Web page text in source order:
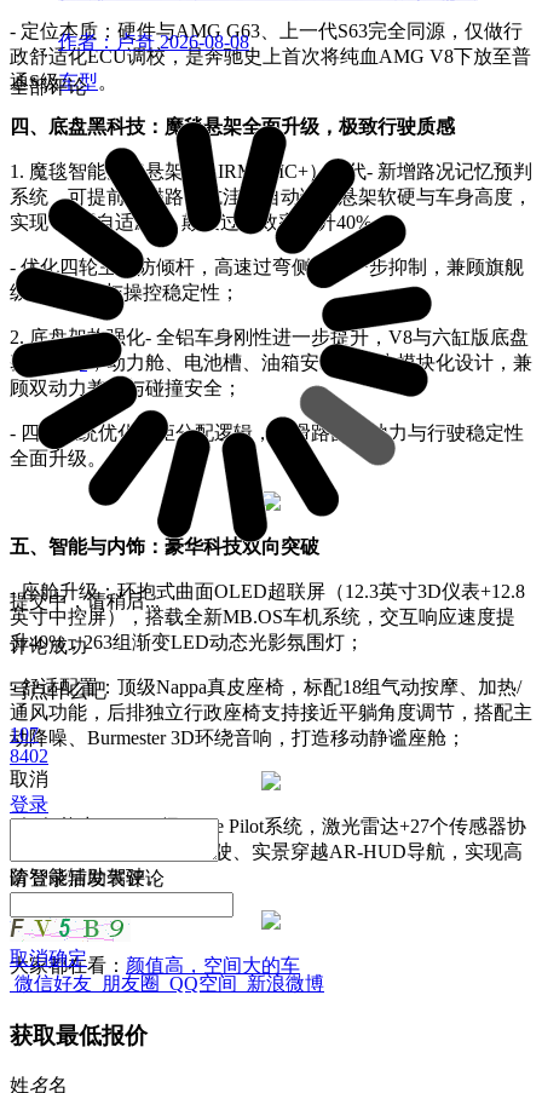
- 定位本质：硬件与AMG G63、上一代S63完全同源，仅做行
政舒适化ECU调校，是奔驰史上首次将纯血AMG V8下放至普
通S级车型。
四、底盘黑科技：魔毯悬架全面升级，极致行驶质感
1. 魔毯智能空气悬架（AIRMATIC+）迭代- 新增路况记忆预判
系统，可提前扫描路面坑洼，自动调整悬架软硬与车身高度，
实现“路面自适应”，颠簸过滤效率提升40%；
- 优化四轮主动防倾杆，高速过弯侧倾进一步抑制，兼顾旗舰
级“飘驰感”与操控稳定性；
2. 底盘架构强化- 全铝车身刚性进一步提升，V8与六缸版底盘
基体
，动力舱、电池槽、油箱安装位原生模块化设计，兼
顾双动力兼容与碰撞安全；
- 四驱系统优化扭矩分配逻辑，湿滑路面抓地力与行驶稳定性
全面升级。
五、智能与内饰：豪华科技双向突破
- 座舱升级：环抱式曲面OLED超联屏（12.3英寸3D仪表+12.8
英寸中控屏），搭载全新MB.OS车机系统，交互响应速度提
升40%，263组渐变LED动态光影氛围灯；
- 舒适配置：顶级Nappa真皮座椅，标配18组气动按摩、加热/
通风功能，后排独立行政座椅支持接近平躺角度调节，搭配主
动降噪、Burmester 3D环绕音响，打造移动静谧座舱；
- 智驾能力：L2++级Drive Pilot系统，激光雷达+27个传感器协
同，支持130km/h脱手驾驶、实景穿越AR-HUD导航，实现高
阶智能辅助驾驶。
大家都在看： 颜值高，空间大的车
作者：卢奇 2026-08-08
全部评论
提交中，请稍后...
评论成功
写点什么吧
107
8402
取消
登录
请登录后发表评论
取消确定
微信好友 朋友圈 QQ空间 新浪微博
获取最低报价
姓名名